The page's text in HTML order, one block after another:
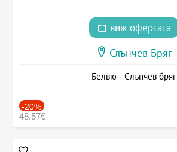
виж офертата
Слънчев Бряг
Белвю - Слънчев бряг
-20%
48.57€